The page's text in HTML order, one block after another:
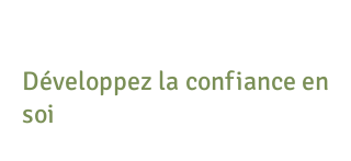
Développez la confiance en
soi